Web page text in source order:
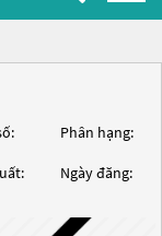
Phân hạng:
Ngày đăng: